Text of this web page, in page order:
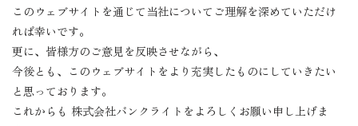
このウェブサイトを通じて当社についてご理解を深めていただけ
れば幸いです。
更に、皆様方のご意見を反映させながら、
今後とも、このウェブサイトをより充実したものにしていきたい
と思っております。
これからも 株式会社バンクライトをよろしくお願い申し上げま